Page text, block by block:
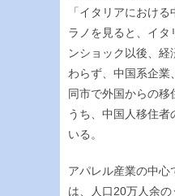
「イタリアにおけ
ラノを見ると、イタ
ンショック以後、
わらず、中国系企業
同市で外国からの
うち、中国人移住者
いる。
アパレル産業の中心
は、人口20万人余